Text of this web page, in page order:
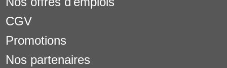
CGV
Promotions
Nos partenaires